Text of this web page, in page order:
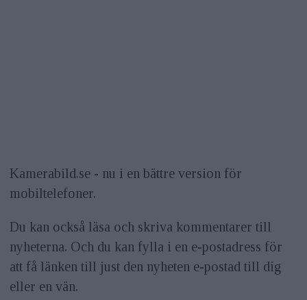
Kamerabild.se - nu i en bättre version för
mobiltelefoner.
Du kan också läsa och skriva kommentarer till
nyheterna. Och du kan fylla i en e-postadress för
att få länken till just den nyheten e-postad till dig
eller en vän.